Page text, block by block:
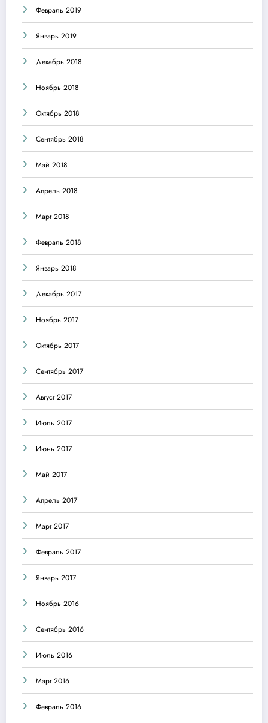
Февраль 2019
Январь 2019
Декабрь 2018
Ноябрь 2018
Октябрь 2018
Сентябрь 2018
Май 2018
Апрель 2018
Март 2018
Февраль 2018
Январь 2018
Декабрь 2017
Ноябрь 2017
Октябрь 2017
Сентябрь 2017
Август 2017
Июль 2017
Июнь 2017
Май 2017
Апрель 2017
Март 2017
Февраль 2017
Январь 2017
Ноябрь 2016
Сентябрь 2016
Июль 2016
Март 2016
Февраль 2016